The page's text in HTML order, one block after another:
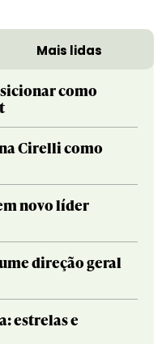
Mais lidas
como
Cirelli como
novo líder
direção geral
estrelas e